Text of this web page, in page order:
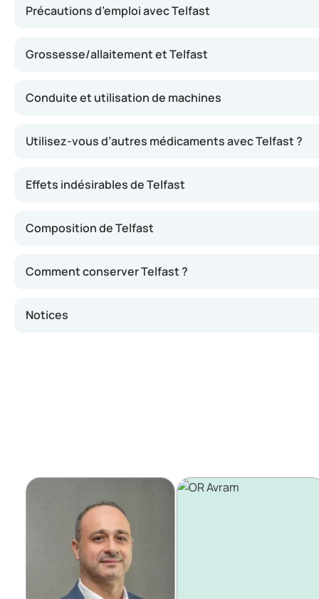
Précautions d’emploi avec Telfast
Grossesse/allaitement et Telfast
Conduite et utilisation de machines
Utilisez-vous d’autres médicaments avec Telfast ?
Effets indésirables de Telfast
Composition de Telfast
Comment conserver Telfast ?
Notices